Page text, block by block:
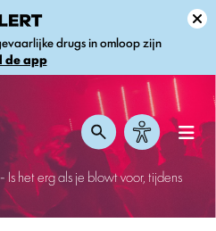
drugs in omloop zijn
de app
-Is het erg als je blowt voor, tijdens